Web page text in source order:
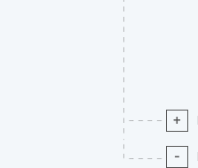
+
-